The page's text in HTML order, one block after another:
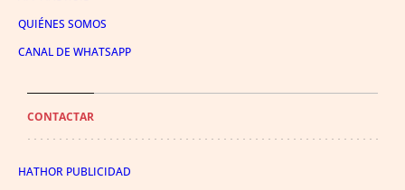
QUIÉNES SOMOS
CANAL DE WHATSAPP
CONTACTAR
HATHOR PUBLICIDAD